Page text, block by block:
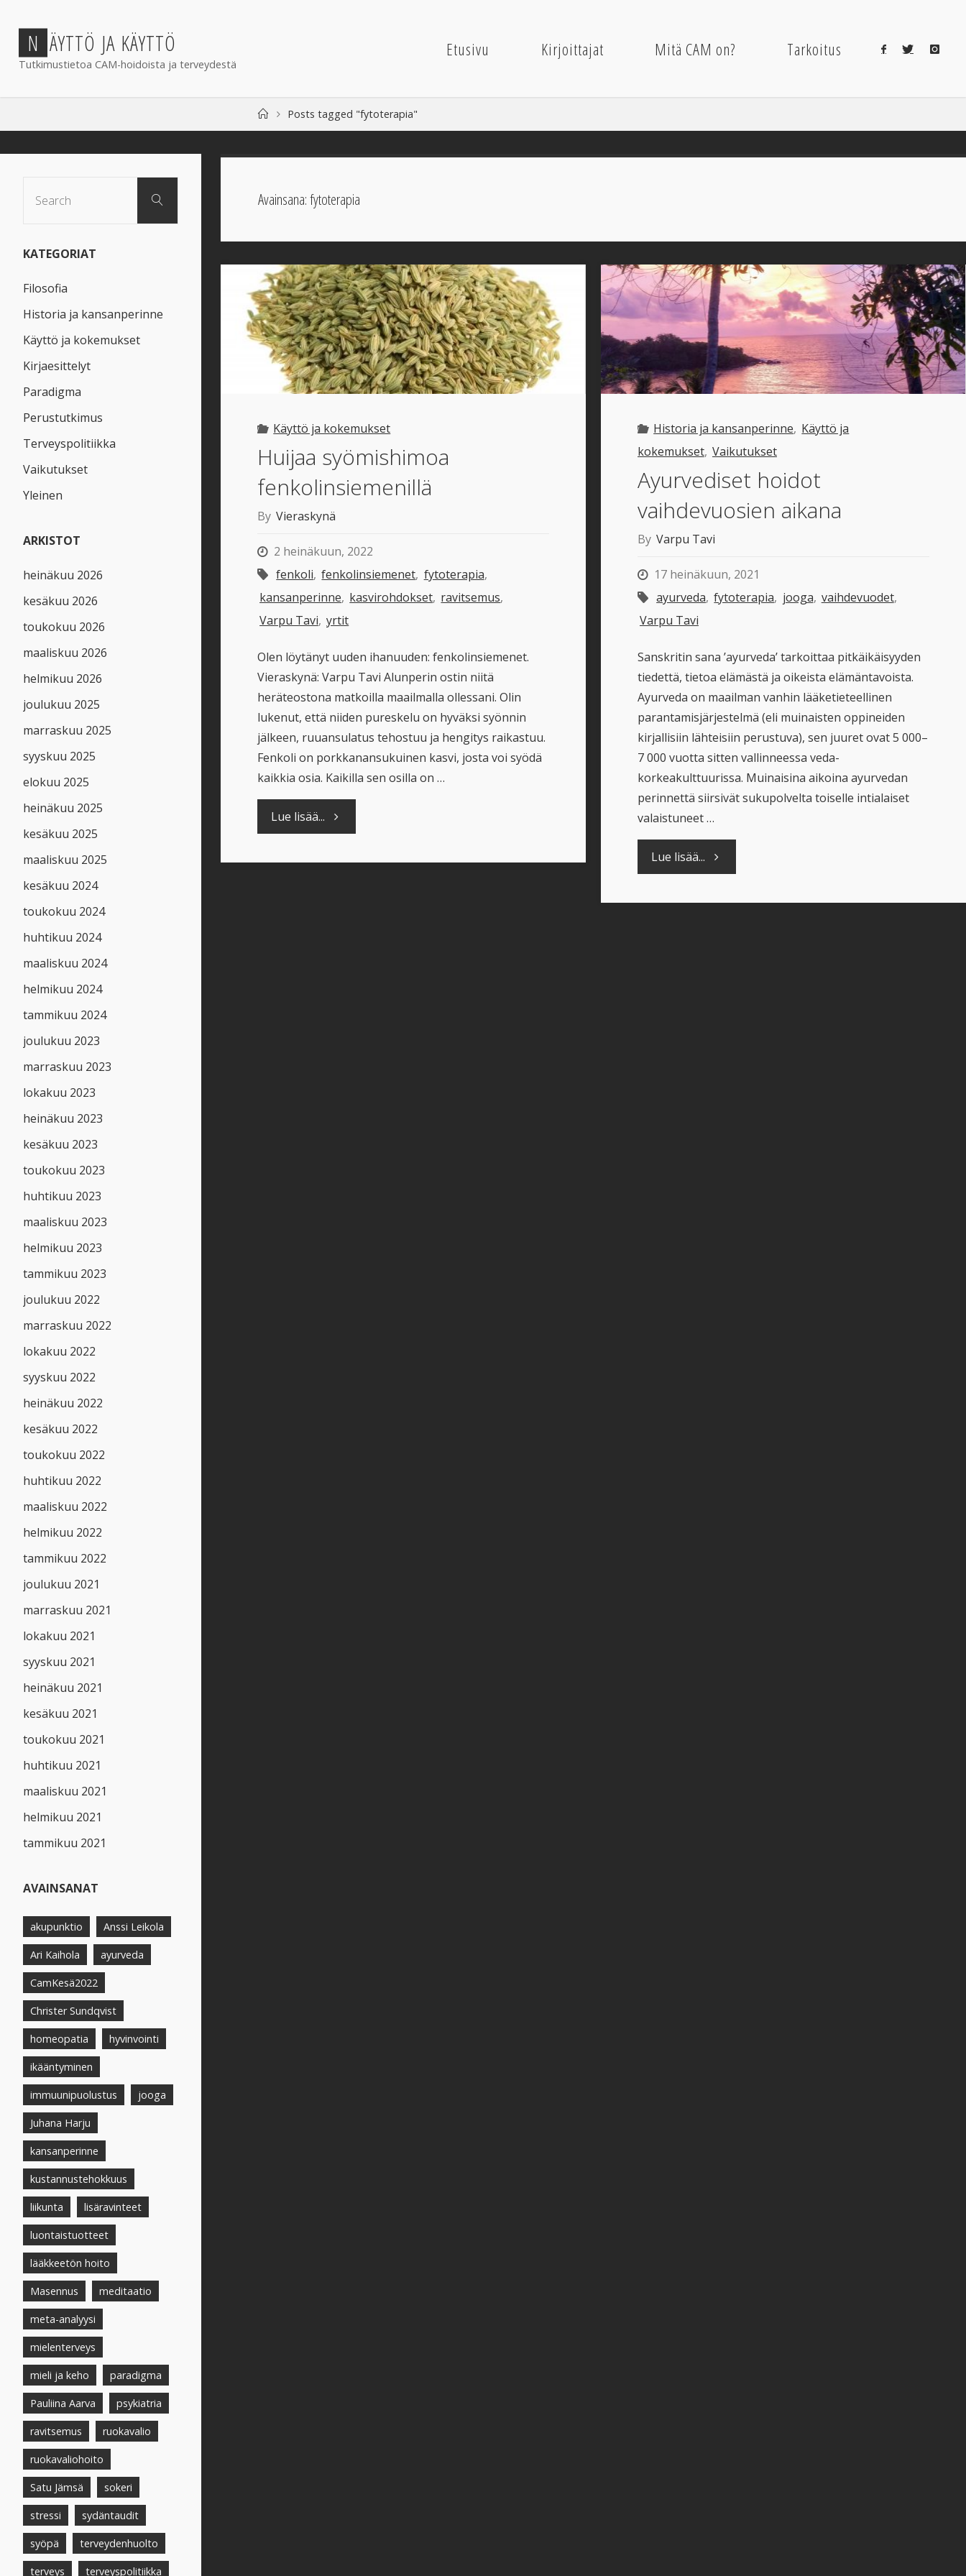
content
N ÄYTTÖ JA KÄYTTÖ
Tutkimustietoa CAM-hoidoista ja terveydestä
Etusivu Kirjoittajat Mitä CAM on? Tarkoitus
HomePosts tagged "fytoterapia"
Avainsana:fytoterapia
Käyttö ja kokemukset
Huijaa syömishimoa
fenkolinsiemenillä
By Vieraskynä
2 heinäkuun, 2022
fenkoli, fenkolinsiemenet, fytoterapia,
kansanperinne, kasvirohdokset, ravitsemus,
Varpu Tavi, yrtit
Olen löytänyt uuden ihanuuden: fenkolinsiemenet.
Vieraskynä: Varpu Tavi Alunperin ostin niitä
heräteostona matkoilla maailmalla ollessani. Olin
lukenut, että niiden pureskelu on hyväksi syönnin
jälkeen, ruuansulatus tehostuu ja hengitys raikastuu.
Fenkoli on porkkanansukuinen kasvi, josta voi syödä
kaikkia osia. Kaikilla sen osilla on …
Lue lisää... "Huijaa
Historia ja kansanperinne, Käyttö ja
kokemukset, Vaikutukset
Ayurvediset hoidot
vaihdevuosien aikana
By Varpu Tavi
17 heinäkuun, 2021
ayurveda, fytoterapia, jooga, vaihdevuodet,
Varpu Tavi
Sanskritin sana ’ayurveda’ tarkoittaa pitkäikäisyyden
tiedettä, tietoa elämästä ja oikeista elämäntavoista.
Ayurveda on maailman vanhin lääketieteellinen
parantamisjärjestelmä (eli muinaisten oppineiden
kirjallisiin lähteisiin perustuva), sen juuret ovat 5 000–
7 000 vuotta sitten vallinneessa veda-
korkeakulttuurissa. Muinaisina aikoina ayurvedan
perinnettä siirsivät sukupolvelta toiselle intialaiset
valaistuneet …
Lue lisää..."Ayurvediset
Search
KATEGORIAT
Filosofia
Historia ja kansanperinne
Käyttö ja kokemukset
Kirjaesittelyt
Paradigma
Perustutkimus
Terveyspolitiikka
Vaikutukset
Yleinen
ARKISTOT
heinäkuu 2026
kesäkuu 2026
toukokuu 2026
maaliskuu 2026
helmikuu 2026
joulukuu 2025
marraskuu 2025
syyskuu 2025
elokuu 2025
heinäkuu 2025
kesäkuu 2025
maaliskuu 2025
kesäkuu 2024
toukokuu 2024
huhtikuu 2024
maaliskuu 2024
helmikuu 2024
tammikuu 2024
joulukuu 2023
marraskuu 2023
lokakuu 2023
heinäkuu 2023
kesäkuu 2023
toukokuu 2023
huhtikuu 2023
maaliskuu 2023
helmikuu 2023
tammikuu 2023
joulukuu 2022
marraskuu 2022
lokakuu 2022
syyskuu 2022
heinäkuu 2022
kesäkuu 2022
toukokuu 2022
huhtikuu 2022
maaliskuu 2022
helmikuu 2022
tammikuu 2022
joulukuu 2021
marraskuu 2021
lokakuu 2021
syyskuu 2021
heinäkuu 2021
kesäkuu 2021
toukokuu 2021
huhtikuu 2021
maaliskuu 2021
helmikuu 2021
tammikuu 2021
AVAINSANAT
akupunktio Anssi Leikola
Ari Kaihola ayurveda
CamKesä2022
Christer Sundqvist
homeopatia hyvinvointi
ikääntyminen
immuunipuolustus jooga
Juhana Harju
kansanperinne
kustannustehokkuus
liikunta lisäravinteet
luontaistuotteet
lääkkeetön hoito
Masennus meditaatio
meta-analyysi
mielenterveys
mieli ja keho paradigma
Pauliina Aarva psykiatria
ravitsemus ruokavalio
ruokavaliohoito
Satu Jämsä sokeri
stressi sydäntaudit
syöpä terveydenhuolto
terveys terveyspolitiikka